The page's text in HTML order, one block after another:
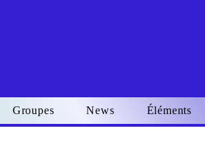
Se connecter
Groupes News Éléments